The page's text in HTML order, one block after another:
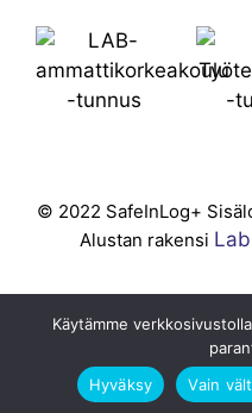
© 2022 SafeInLog+
Alustan rakensi
Käytämme
Hyväksy
Vain